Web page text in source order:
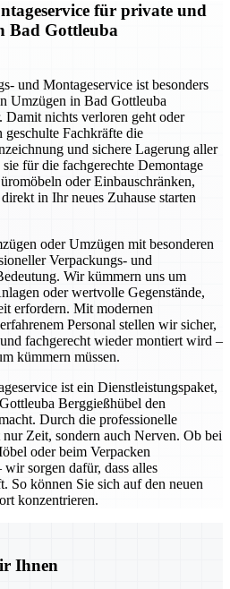
für private und
Bad Gottleuba
und Montageservice ist besonders
Umzügen in Bad Gottleuba
nichts verloren geht oder
Fachkräfte die
und sichere Lagerung aller
für die fachgerechte Demontage
oder Einbauschränken,
in Ihr neues Zuhause starten
oder Umzügen mit besonderen
Verpackungs- und
Wir kümmern uns um
oder wertvolle Gegenstände,
erfordern. Mit modernen
Personal stellen wir sicher,
fachgerecht wieder montiert wird –
kümmern müssen.
ist ein Dienstleistungspaket,
Berggießhübel den
Durch die professionelle
Zeit, sondern auch Nerven. Ob bei
oder beim Verpacken
sorgen dafür, dass alles
So können Sie sich auf den neuen
konzentrieren.
Ihnen